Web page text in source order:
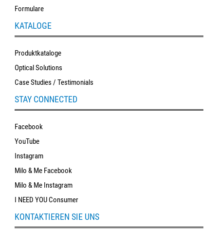
Formulare
KATALOGE
Produktkataloge
Optical Solutions
Case Studies / Testimonials
STAY CONNECTED
Facebook
YouTube
Instagram
Milo & Me Facebook
Milo & Me Instagram
I NEED YOU Consumer
KONTAKTIEREN SIE UNS